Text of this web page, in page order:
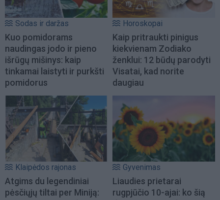
Sodas ir daržas
Kuo pomidorams
naudingas jodo ir pieno
išrūgų mišinys: kaip
tinkamai laistyti ir purkšti
pomidorus
Horoskopai
Kaip pritraukti pinigus
kiekvienam Zodiako
ženklui: 12 būdų parodyti
Visatai, kad norite
daugiau
Klaipėdos rajonas
Atgims du legendiniai
pėsčiųjų tiltai per Miniją:
Gyvenimas
Liaudies prietarai
rugpjūčio 10-ajai: ko šią